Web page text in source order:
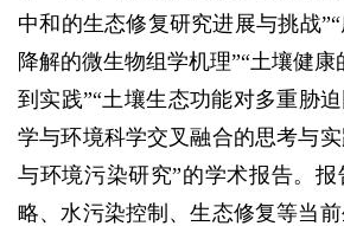
中和的生态修复研究进展与挑战
降解的微生物组学机理”“土壤健
到实践”“土壤生态功能对多重胁
学与环境科学交叉融合的思考与
与环境污染研究”的学术报告。
略、水污染控制、生态修复等当